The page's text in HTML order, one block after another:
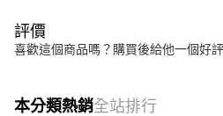
評價
喜歡這個商品嗎？購買後給他一個好
本分類熱銷全站排行